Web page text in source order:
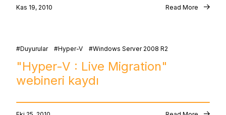
Kas 19, 2010 Read More
Duyurular Hyper-V Windows Server 2008 R2
"Hyper-V : Live Migration"
webineri kaydı